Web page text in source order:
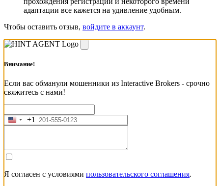
адаптации все кажется на удивление удобным.
Чтобы оставить отзыв, войдите в аккаунт.
Внимание!
Если вас обманули мошенники из Interactive Brokers - срочно
свяжитесь с нами!
United
+1
Я согласен с условиями пользовательского соглашения.